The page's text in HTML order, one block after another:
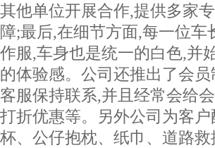
其他单位开展合作,提供多家
障;最后,在细节方面,每一位
作服,车身也是统一的白色,并
的体验感。公司还推出了会
客服保持联系,并且经常会给
打折优惠等。另外公司为客
杯、公仔抱枕、纸巾、道路